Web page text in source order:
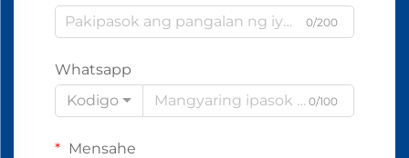
0/200
Whatsapp
Kodigo
0/100
Mensahe